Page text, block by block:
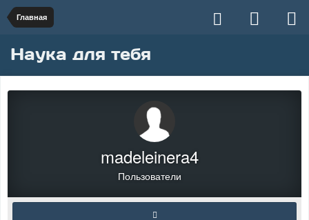
Главная
Наука для тебя
madeleinera4
Пользователи